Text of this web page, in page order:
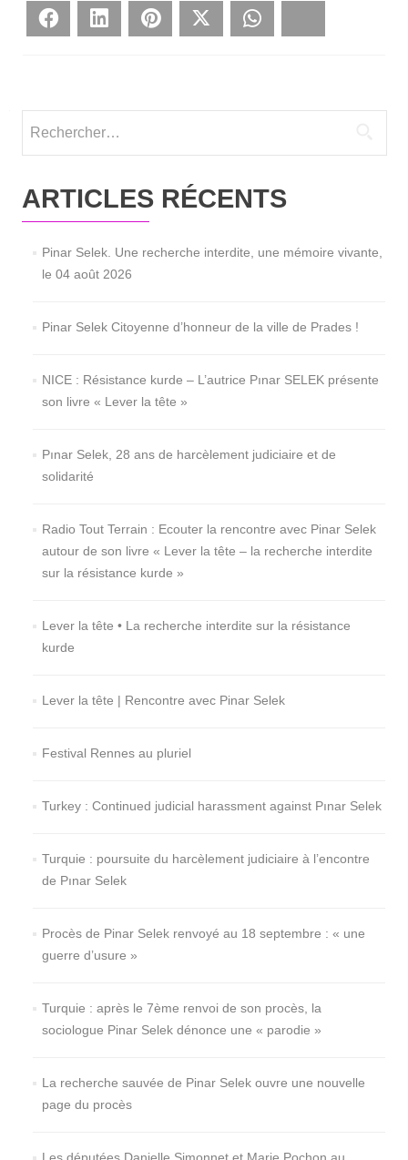
Face­bookLin­ke­dIn Pin­te­rest Twit­ter
ARTICLES RÉCENTS
Pinar Selek. Une recherche interdite, une mémoire vivante,
le 04 août 2026
Pinar Selek Citoyenne d’honneur de la ville de Prades !
NICE : Résistance kurde – L’autrice Pınar SELEK présente
son livre « Lever la tête »
Pınar Selek, 28 ans de harcèlement judiciaire et de
solidarité
Radio Tout Terrain : Ecouter la rencontre avec Pinar Selek
autour de son livre « Lever la tête – la recherche interdite
sur la résistance kurde »
Lever la tête • La recherche interdite sur la résistance
kurde
Lever la tête | Rencontre avec Pinar Selek
Festival Rennes au pluriel
Turkey : Continued judicial harassment against Pınar Selek
Turquie : poursuite du harcèlement judiciaire à l’encontre
de Pınar Selek
Procès de Pinar Selek renvoyé au 18 septembre : « une
guerre d’usure »
Turquie : après le 7ème renvoi de son procès, la
sociologue Pinar Selek dénonce une « parodie »
La recherche sauvée de Pinar Selek ouvre une nouvelle
page du procès